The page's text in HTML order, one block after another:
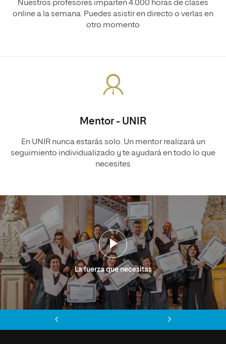
Nuestros profesores imparten 4.000 horas de clases
online a la semana. Puedes asistir en directo o verlas en
otro momento
Mentor - UNIR
En UNIR nunca estarás solo. Un mentor realizará un
seguimiento individualizado y te ayudará en todo lo que
necesites
La fuerza que necesitas